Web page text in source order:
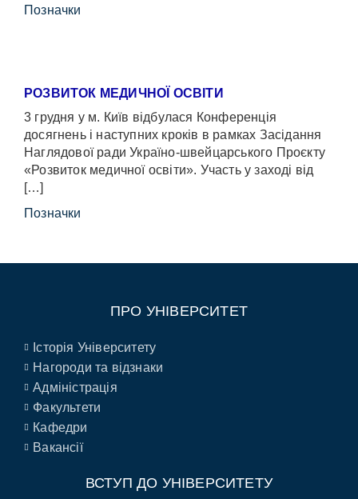
Позначки
РОЗВИТОК МЕДИЧНОЇ ОСВІТИ
3 грудня у м. Київ відбулася Конференція
досягнень і наступних кроків в рамках Засідання
Наглядової ради Україно-швейцарського Проєкту
«Розвиток медичної освіти». Участь у заході від
[…]
Позначки
ПРО УНІВЕРСИТЕТ
Історія Університету
Нагороди та відзнаки
Адміністрація
Факультети
Кафедри
Вакансії
ВСТУП ДО УНІВЕРСИТЕТУ